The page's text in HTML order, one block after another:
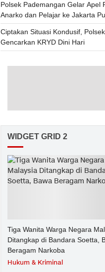
Polsek Pademangan Gelar Apel
Anarko dan Pelajar ke Jakarta
Ciptakan Situasi Kondusif,
Gencarkan KRYD Dini Hari
WIDGET GRID 2
Tiga Wanita Warga Negara
Ditangkap di Bandara Soetta,
Beragam Narkoba
Hukum & Kriminal